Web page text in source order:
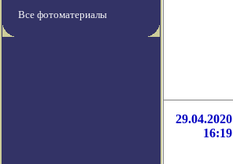
Все фотоматериалы
29.04.2020
16:19